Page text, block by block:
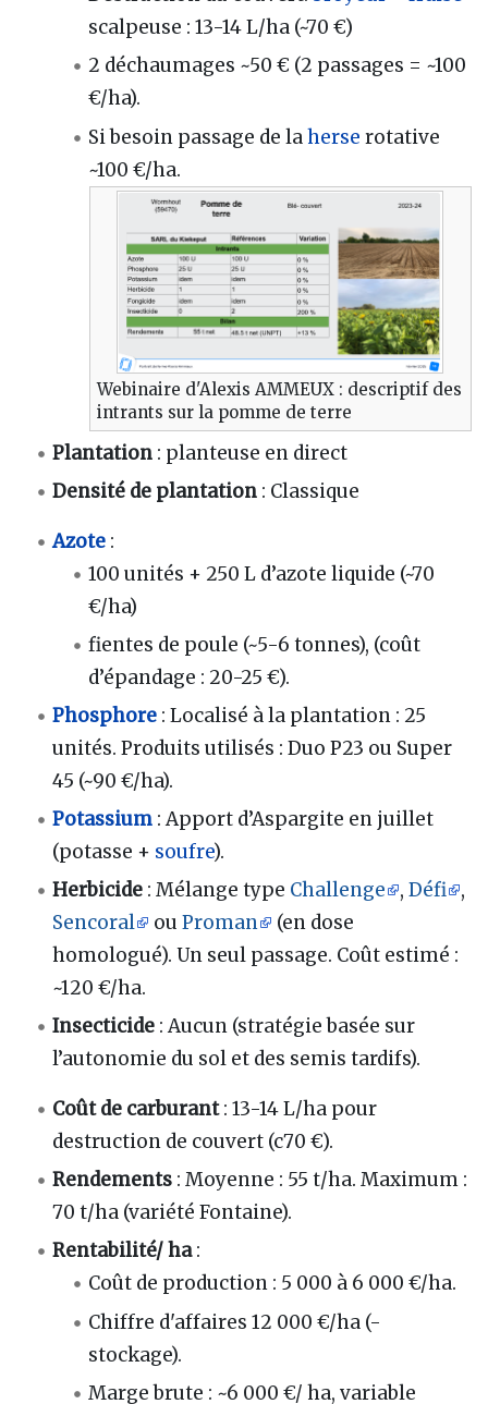
scalpeuse : 13-14 L/ha (~70 €)
2 déchaumages ~50 € (2 passages = ~100
€/ha).
Si besoin passage de laherse rotative
~100 €/ha.
Webinaire d'Alexis AMMEUX : descriptif des
intrants sur la pomme de terre
Plantation : planteuse en direct
Densité de plantation : Classique
Azote :
100 unités + 250 L d’azote liquide (~70
€/ha)
fientes de poule (~5-6 tonnes), (coût
d’épandage : 20-25 €).
Phosphore : Localisé à la plantation : 25
unités. Produits utilisés : Duo P23 ou Super
45 (~90 €/ha).
Potassium : Apport d’Aspargite en juillet
(potasse + soufre).
Herbicide : Mélange type Challenge ,Défi
,
Sencoral
ouProman
(en dose
homologué). Un seul passage. Coût estimé :
~120 €/ha.
Insecticide : Aucun (stratégie basée sur
l’autonomie du sol et des semis tardifs).
Coût de carburant: 13-14 L/ha pour
destruction de couvert (c70 €).
Rendements : Moyenne : 55 t/ha. Maximum :
70 t/ha (variété Fontaine).
Rentabilité/ ha:
Coût de production : 5 000 à 6 000 €/ha.
Chiffre d'affaires 12 000 €/ha (-
stockage).
Marge brute : ~6 000 €/ ha, variable